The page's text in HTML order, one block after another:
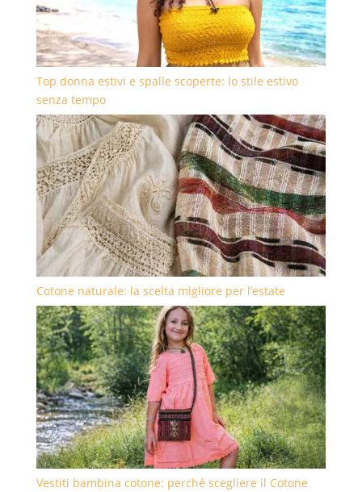
Top donna estivi e spalle scoperte: lo stile estivo
senza tempo
Cotone naturale: la scelta migliore per l’estate
Vestiti bambina cotone: perché scegliere il Cotone